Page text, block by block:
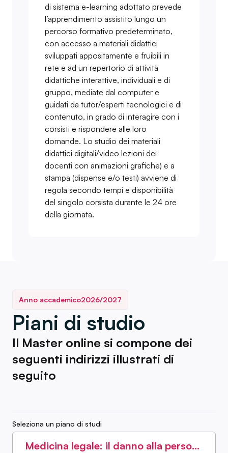
di sistema e-learning adottato prevede
l’apprendimento assistito lungo un
percorso formativo predeterminato,
con accesso a materiali didattici
sviluppati appositamente e fruibili in
rete e ad un repertorio di attività
didattiche interattive, individuali e di
gruppo, mediate dal computer e
guidati da tutor/esperti tecnologici e di
contenuto, in grado di interagire con i
corsisti e rispondere alle loro
domande. Lo studio dei materiali
didattici digitali/video lezioni dei
docenti con animazioni grafiche) e a
stampa (dispense e/o testi) avviene di
regola secondo tempi e disponibilità
del singolo corsista durante le 24 ore
della giornata.
Piani di studio
Anno accademico2026/2027
Il Master online si compone dei
seguenti indirizzi illustrati di
seguito
Seleziona un piano di studi
Medicina legale: il danno alla persona